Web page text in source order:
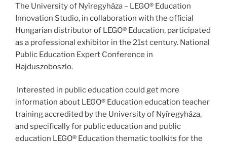
The University of Nyíregyháza – LEGO® Education
Innovation Studio, in collaboration with the official
Hungarian distributor of LEGO® Education, participated
as a professional exhibitor in the 21st century. National
Public Education Expert Conference in
Hajduszoboszlo.
Interested in public education could get more
information about LEGO® Education education teacher
training accredited by the University of Nyíregyháza,
and specifically for public education and public
education LEGO® Education thematic toolkits for the